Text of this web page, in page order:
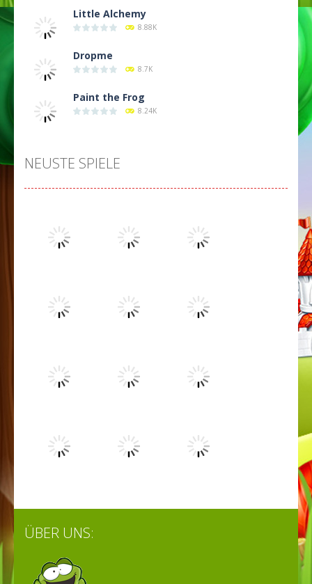
Little Alchemy
8.88K
Dropme
8.7K
Paint the Frog
8.24K
NEUSTE SPIELE
Spielen
ÜBER UNS: